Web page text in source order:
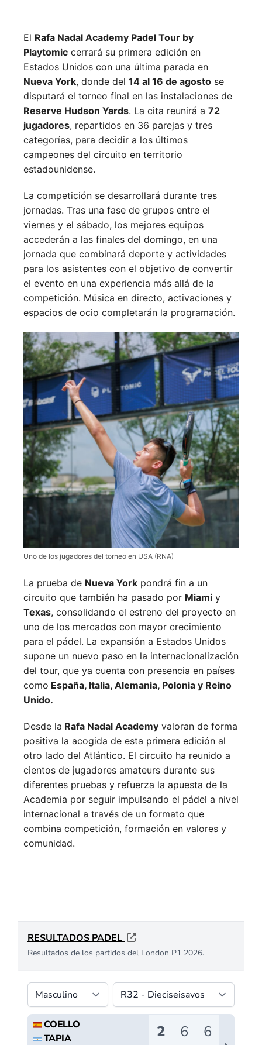
El Rafa Nadal Academy Padel Tour by
Playtomic cerrará su primera edición en
Estados Unidos con una última parada en
Nueva York, donde del 14 al 16 de agosto se
disputará el torneo final en las instalaciones de
Reserve Hudson Yards. La cita reunirá a 72
jugadores, repartidos en 36 parejas y tres
categorías, para decidir a los últimos
campeones del circuito en territorio
estadounidense.
La competición se desarrollará durante tres
jornadas. Tras una fase de grupos entre el
viernes y el sábado, los mejores equipos
accederán a las finales del domingo, en una
jornada que combinará deporte y actividades
para los asistentes con el objetivo de convertir
el evento en una experiencia más allá de la
competición. Música en directo, activaciones y
espacios de ocio completarán la programación.
Uno de los jugadores del torneo en USA (RNA)
La prueba de Nueva York pondrá fin a un
circuito que también ha pasado por Miami y
Texas, consolidando el estreno del proyecto en
uno de los mercados con mayor crecimiento
para el pádel. La expansión a Estados Unidos
supone un nuevo paso en la internacionalización
del tour, que ya cuenta con presencia en países
como España, Italia, Alemania, Polonia y Reino
Unido.
Desde la Rafa Nadal Academy valoran de forma
positiva la acogida de esta primera edición al
otro lado del Atlántico. El circuito ha reunido a
cientos de jugadores amateurs durante sus
diferentes pruebas y refuerza la apuesta de la
Academia por seguir impulsando el pádel a nivel
internacional a través de un formato que
combina competición, formación en valores y
comunidad.